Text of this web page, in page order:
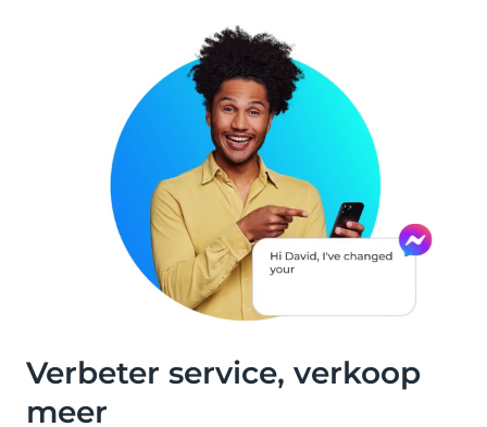
Verbeter service, verkoop
meer